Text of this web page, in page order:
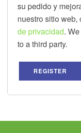
su pedido y
nuestro sitio
de privacidad.
to a third party.
REGISTER